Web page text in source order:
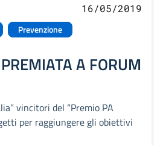
Prevenzione
16/05/2019
A FORUM
vincitori del “Premio PA
per raggiungere gli obiettivi